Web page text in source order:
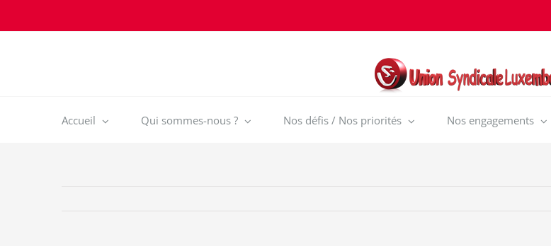
au
Accueil Qui sommes-nous ? Nos défis / Nos priorités Nos engagements